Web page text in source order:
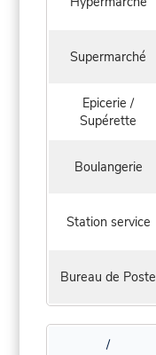
Supermarché
Epicerie /
Supérette
Boulangerie
Station service
Bureau de Poste
/